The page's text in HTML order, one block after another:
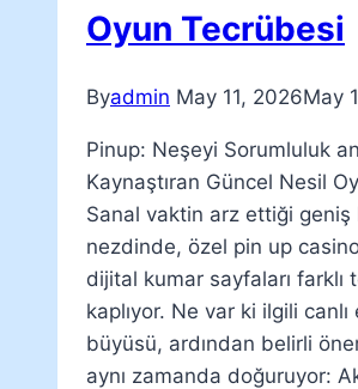
Oyun Tecrübesi
Byadmin May 11, 2026May
Pinup: Neşeyi Sorumluluk
Kaynaştıran Güncel Nesil
Sanal vaktin arz ettiği geniş
nezdinde, özel pin up
dijital kumar sayfaları farklı
kaplıyor. Ne var ki ilgili canlı
büyüsü, ardından belirli
aynı zamanda doğuruyor: